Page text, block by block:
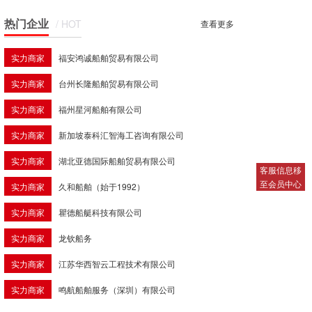
客服信息移
至会员中心
热门企业 / HOT 查看更多
实力商家 福安鸿诚船舶贸易有限公司
实力商家 台州长隆船舶贸易有限公司
实力商家 福州星河船舶有限公司
实力商家 新加坡泰科汇智海工咨询有限公司
实力商家 湖北亚德国际船舶贸易有限公司
实力商家 久和船舶（始于1992）
实力商家 瞿德船艇科技有限公司
实力商家 龙钦船务
实力商家 江苏华西智云工程技术有限公司
实力商家 鸣航船舶服务（深圳）有限公司